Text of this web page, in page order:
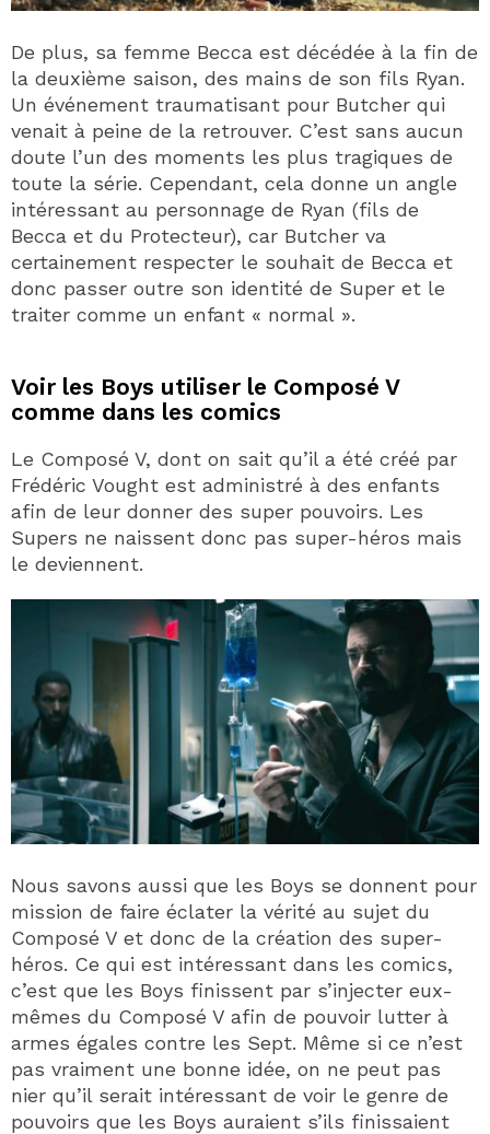
De plus, sa femme Becca est décédée à la fin de
la deuxième saison, des mains de son fils Ryan.
Un événement traumatisant pour Butcher qui
venait à peine de la retrouver. C’est sans aucun
doute l’un des moments les plus tragiques de
toute la série. Cependant, cela donne un angle
intéressant au personnage de Ryan (fils de
Becca et du Protecteur), car Butcher va
certainement respecter le souhait de Becca et
donc passer outre son identité de Super et le
traiter comme un enfant « normal ».
Voir les Boys utiliser le Composé V
comme dans les comics
Le Composé V, dont on sait qu’il a été créé par
Frédéric Vought est administré à des enfants
afin de leur donner des super pouvoirs. Les
Supers ne naissent donc pas super-héros mais
le deviennent.
Nous savons aussi que les Boys se donnent pour
mission de faire éclater la vérité au sujet du
Composé V et donc de la création des super-
héros. Ce qui est intéressant dans les comics,
c’est que les Boys finissent par s’injecter eux-
mêmes du Composé V afin de pouvoir lutter à
armes égales contre les Sept. Même si ce n’est
pas vraiment une bonne idée, on ne peut pas
nier qu’il serait intéressant de voir le genre de
pouvoirs que les Boys auraient s’ils finissaient